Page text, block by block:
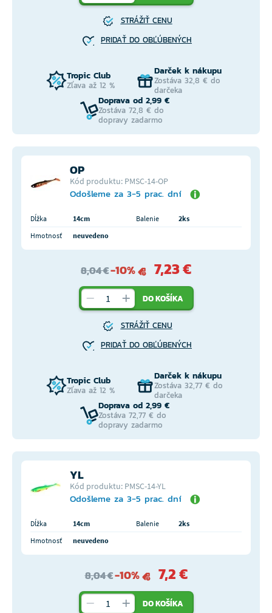
STRÁŽIŤ CENU
PRIDAŤ DO OBĽÚBENÝCH
Tropic Club
Zľava až 12 %
Darček k nákupu
Zostáva 32,8 € do
darčeka
Doprava od 2,99 €
Zostáva 72,8 € do
dopravy zadarmo
OP
Kód produktu: PMSC-14-OP
Odošleme za 3-5 prac. dní
Dĺžka 14cm Balenie
2ks
Hmotnosť
neuvedeno
8,04 €-10% 7,23 €
DO KOŠÍKA
STRÁŽIŤ CENU
PRIDAŤ DO OBĽÚBENÝCH
Tropic Club
Zľava až 12 %
Darček k nákupu
Zostáva 32,77 € do
darčeka
Doprava od 2,99 €
Zostáva 72,77 € do
dopravy zadarmo
YL
Kód produktu: PMSC-14-YL
Odošleme za 3-5 prac. dní
Dĺžka 14cm Balenie
2ks
Hmotnosť
neuvedeno
8,04 €-10% 7,2 €
DO KOŠÍKA